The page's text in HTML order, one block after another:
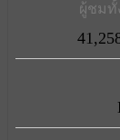
ผู้ชมทั้